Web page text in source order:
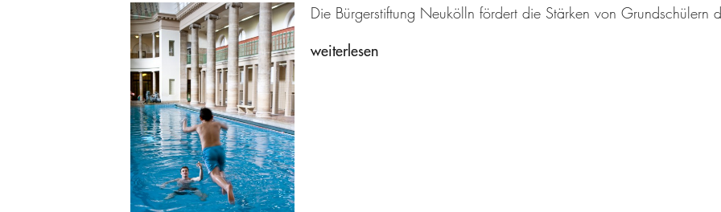
Die Bürgerstiftung Neukölln fördert die Stärken von Grundschülern
weiterlesen